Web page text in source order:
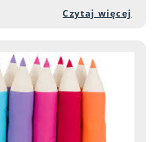
Czytaj więcej